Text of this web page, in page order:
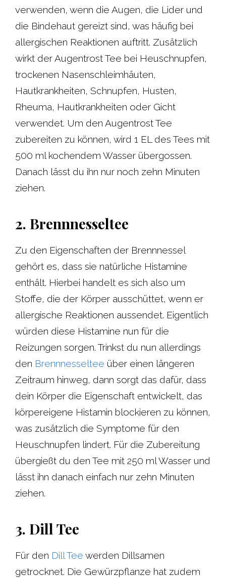
verwenden, wenn die Augen, die Lider und
die Bindehaut gereizt sind, was häufig bei
allergischen Reaktionen auftritt. Zusätzlich
wirkt der Augentrost Tee bei Heuschnupfen,
trockenen Nasenschleimhäuten,
Hautkrankheiten, Schnupfen, Husten,
Rheuma, Hautkrankheiten oder Gicht
verwendet. Um den Augentrost Tee
zubereiten zu können, wird 1 EL des Tees mit
500 ml kochendem Wasser übergossen.
Danach lässt du ihn nur noch zehn Minuten
ziehen.
2. Brennnesseltee
Zu den Eigenschaften der Brennnessel
gehört es, dass sie natürliche Histamine
enthält. Hierbei handelt es sich also um
Stoffe, die der Körper ausschüttet, wenn er
allergische Reaktionen aussendet. Eigentlich
würden diese Histamine nun für die
Reizungen sorgen. Trinkst du nun allerdings
den Brennnesseltee über einen längeren
Zeitraum hinweg, dann sorgt das dafür, dass
dein Körper die Eigenschaft entwickelt, das
körpereigene Histamin blockieren zu können,
was zusätzlich die Symptome für den
Heuschnupfen lindert. Für die Zubereitung
übergießt du den Tee mit 250 ml Wasser und
lässt ihn danach einfach nur zehn Minuten
ziehen.
3. Dill Tee
Für den Dill Tee werden Dillsamen
getrocknet. Die Gewürzpflanze hat zudem